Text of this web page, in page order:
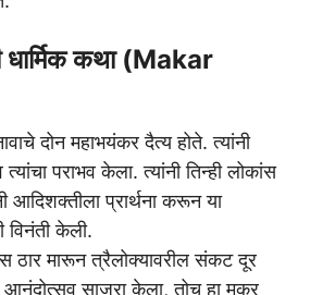
कथा (Makar
दोन महाभयंकर दैत्य होते. त्यांनी
त्यांचा पराभव केला. त्यांनी तिन्ही लोकांस
आदिशक्तीला प्रार्थना करून या
विनंती केली.
ठार मारून त्रैलोक्यावरील संकट दूर
आनंदोत्सव साजरा केला, तोच हा मकर